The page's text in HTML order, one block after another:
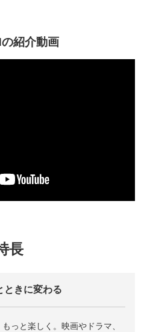
紹介動画
長
ときに変わる
っと楽しく。映画やドラマ、